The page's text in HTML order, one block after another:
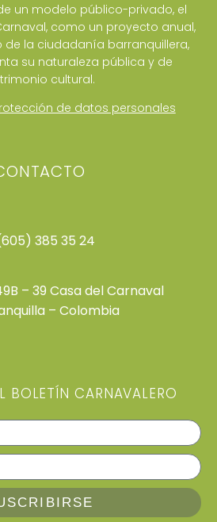
un modelo público-privado, el
como un proyecto anual,
de la ciudadanía barranquillera,
su naturaleza pública y de
cultural.
de datos personales
385 35 24
– 39 Casa del Carnaval
– Colombia
BOLETÍN CARNAVALERO